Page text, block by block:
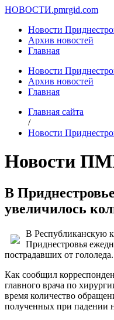
НОВОСТИ.pmrgid.com
Новости
Архив новостей
Главная
Новости
Архив новостей
Главная
Главная сайта
/
Новости
Новости
В
увеличилось
В Республиканскую
Приднестровья
пострадавших от
Как сообщил
главного врача по
время количество
полученных при падении